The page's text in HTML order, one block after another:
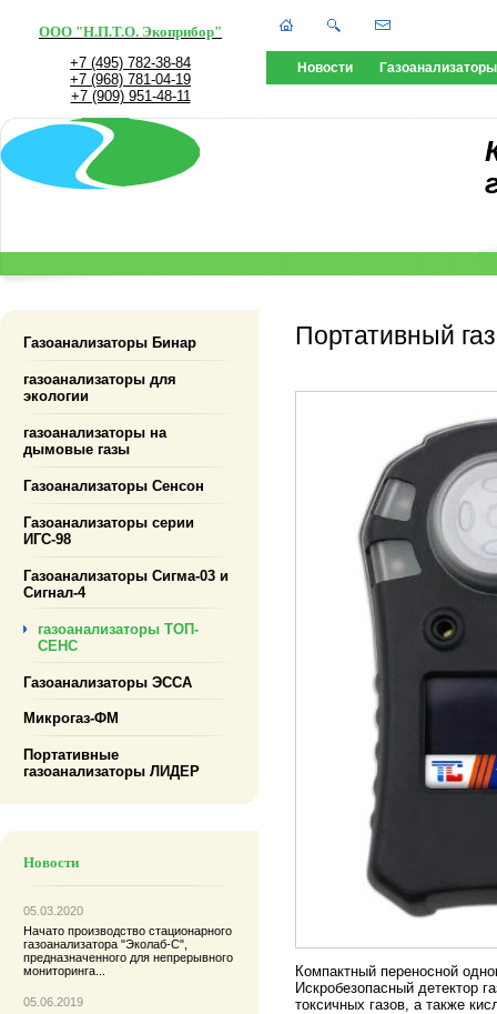
ООО "Н.П.Т.О. Экоприбор"
+7 (495) 782-38-84
+7 (968) 781-04-19
+7 (909) 951-48-11
Новости Газоанализаторы
Газоанализаторы Бинар
газоанализаторы для
экологии
газоанализаторы на
дымовые газы
Газоанализаторы Сенсон
Газоанализаторы серии
ИГС-98
Газоанализаторы Сигма-03 и
Сигнал-4
газоанализаторы ТОП-
СЕНС
Газоанализаторы ЭССА
Микрогаз-ФМ
Портативные
газоанализаторы ЛИДЕР
Новости
05.03.2020
Начато производство стационарного
газоанализатора "Эколаб-С"
предназначенного для непрерывного
мониторинга...
05.06.2019
Портативный
Компактный переносной
Искробезопасный детектор
токсичных газов, а также